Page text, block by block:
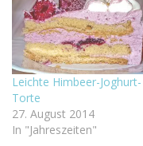
Leichte Himbeer-Joghurt-
Torte
27. August 2014
In "Jahreszeiten"